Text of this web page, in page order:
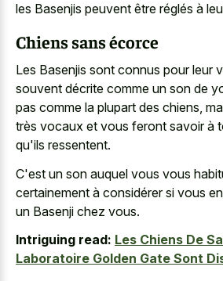
les Basenjis peuvent être réglés à
Chiens sans écorce
Les Basenjis sont connus pour leur
souvent décrite comme un son de
pas comme la plupart des chiens,
très vocaux et vous feront savoir à
qu'ils ressentent.
C'est un son auquel vous vous
certainement à considérer si vous
un Basenji chez vous.
Intriguing read: Les Chiens De
Laboratoire Golden Gate Sont